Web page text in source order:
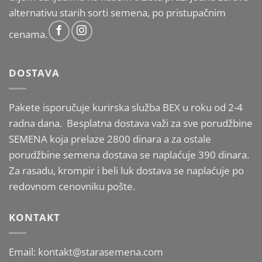
alternativu starih sorti semena, po pristupačnim
cenama.
DOSTAVA
Pakete isporučuje kurirska služba BEX u roku od 2-4
radna dana. Besplatna dostava važi za sve porudžbine
SEMENA koja prelaze 2800 dinara a za ostale
porudžbine semena dostava se naplaćuje 390 dinara.
Za rasadu, krompir i beli luk dostava se naplaćuje po
redovnom cenovniku pošte.
KONTAKT
Email: kontakt@starasemena.com